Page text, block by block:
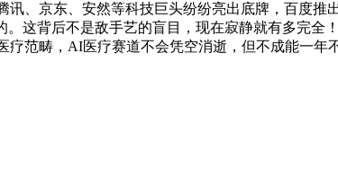
、京东、安然等科技巨头纷纷亮出底牌，百度
这背后不是敌手艺的盲目，现在寂静就有多完
范畴，AI医疗赛道不会凭空消逝，但不成能一年